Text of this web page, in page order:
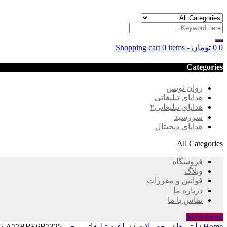
Shopping cart 0 items - 0 تومان 0
Categories
روان نویس
هدایای تبلیغاتی
هدایای تبلیغاتی۲
سررسید
هدایای دیجیتال
All Categories
فروشگاه
وبلاگ
قوانین و مقررات
درباره ما
تماس با ما
Main menu